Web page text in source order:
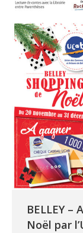
BELLEY
Noël par